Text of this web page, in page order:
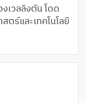
ลลิงตัน โดด
ร์และเทคโนโลยี